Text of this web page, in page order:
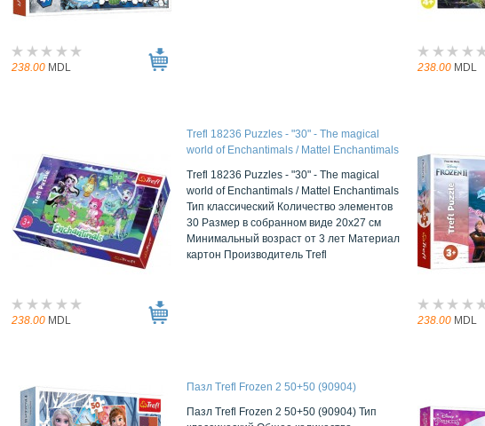
238.00 MDL 238.00 MDL
238.00 MDL
Trefl 18236 Puzzles - "30" - The magical
world of Enchantimals / Mattel Enchantimals
Trefl 18236 Puzzles - "30" - The magical
world of Enchantimals / Mattel Enchantimals
Тип классический Количество элементов
30 Размер в собранном виде 20x27 см
Минимальный возраст от 3 лет Материал
картон Производитель Trefl
238.00 MDL
Пазл Trefl Frozen 2 50+50 (90904)
Пазл Trefl Frozen 2 50+50 (90904) Тип